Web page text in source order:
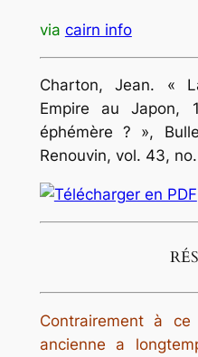
via cairn info
Charton, Jean. «
Empire au Japon,
éphémère ? »,
Renouvin, vol. 43,
Contrairement à ce
ancienne a